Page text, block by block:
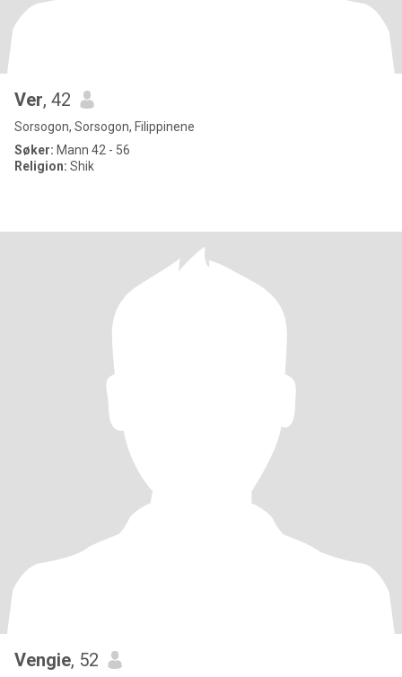
Ver, 42
Sorsogon, Sorsogon, Filippinene
Søker: Mann 42 - 56
Religion: Shik
Vengie, 52